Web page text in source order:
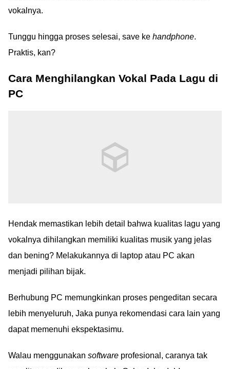
vokalnya.
Tunggu hingga proses selesai, save ke handphone.
Praktis, kan?
Cara Menghilangkan Vokal Pada Lagu di
PC
Hendak memastikan lebih detail bahwa kualitas lagu yang
vokalnya dihilangkan memiliki kualitas musik yang jelas
dan bening? Melakukannya di laptop atau PC akan
menjadi pilihan bijak.
Berhubung PC memungkinkan proses pengeditan secara
lebih menyeluruh, Jaka punya rekomendasi cara lain yang
dapat memenuhi ekspektasimu.
Walau menggunakan software profesional, caranya tak